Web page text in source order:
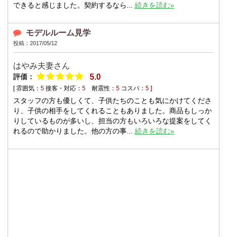
できると感じました。契約するなら... 続きを読む»
モデルルーム見学
投稿：2017/05/12
はやみ夫妻さん
評価： 5.0
[ 雰囲気： 5 接客・対応： 5 耐震性： 5 コスパ： 5 ]
スタッフの方も優しくて、子供たちのことも気にかけてくださ
り、子供の相手をしてくれることもありました。商品もしっか
りしているものが多いし、担当の方もいろいろな提案をしてく
れるので助かりました。他の方の事... 続きを読む»